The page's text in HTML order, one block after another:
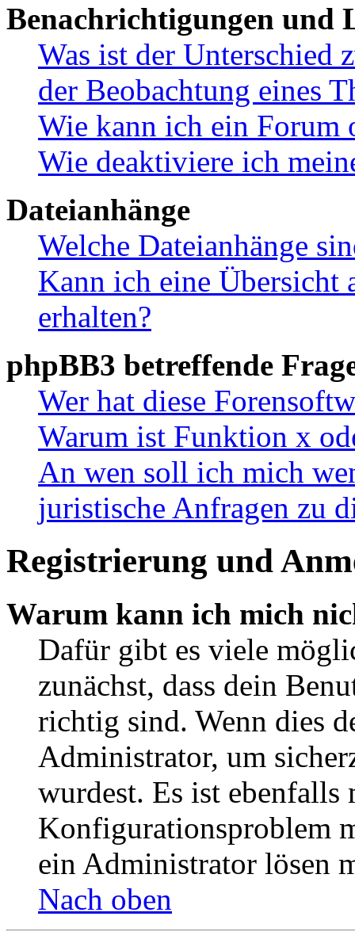
Benachrichtigungen und
Was ist der Unterschied
der Beobachtung eines
Wie kann ich ein Forum
Wie deaktiviere ich
Dateianhänge
Welche Dateianhänge
Kann ich eine Übersicht
erhalten?
phpBB3 betreffende
Wer hat diese
Warum ist Funktion x
An wen soll ich mich
juristische Anfragen zu
Registrierung und
Warum kann ich mich
Dafür gibt es viele
zunächst, dass dein
richtig sind. Wenn dies
Administrator, um
wurdest. Es ist ebenfalls
Konfigurationsproblem
ein Administrator lösen
Nach oben